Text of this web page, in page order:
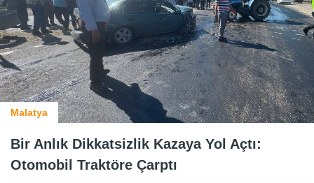
Malatya
Bir Anlık Dikkatsizlik Kazaya Yol Açtı:
Otomobil Traktöre Çarptı